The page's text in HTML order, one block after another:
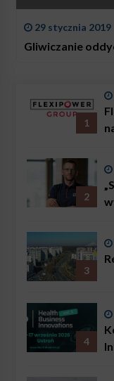
29 stycznia 2019
Gliwiczanie
1
2
3
4